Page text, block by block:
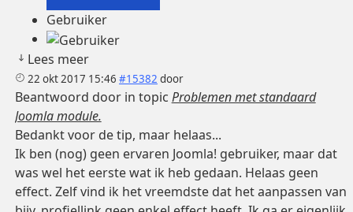
Gebruiker
Lees meer
22 okt 2017 15:46 #15382 door
Beantwoord door in topic Problemen met standaard
Joomla module.
Bedankt voor de tip, maar helaas...
Ik ben (nog) geen ervaren Joomla! gebruiker, maar dat
was wel het eerste wat ik heb gedaan. Helaas geen
effect. Zelf vind ik het vreemdste dat het aanpassen van